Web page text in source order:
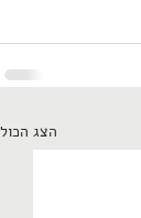
הצג הכול